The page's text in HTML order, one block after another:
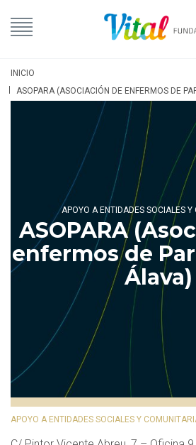
INICIO
ASOPARA (ASOCIACIÓN DE ENFERMOS DE
ASOPARA
enfermos de
Álava)
APOYO A ENTIDADES SOCIALES Y
APOYO A ENTIDADES SOCIALES Y